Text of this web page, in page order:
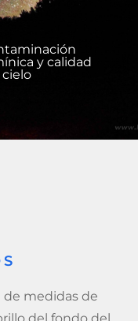
y calidad
de medidas de